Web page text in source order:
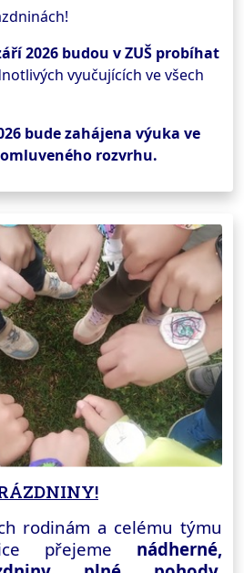
2026 budou v ZUŠ probíhat
vyučujících ve všech
bude zahájena výuka ve
rozvrhu.
rodinám a celému týmu
přejeme nádherné,